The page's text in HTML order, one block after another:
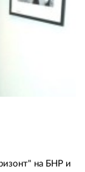
на БНР и